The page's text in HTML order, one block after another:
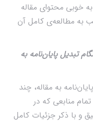
خوبی محتوای مقاله
به مطالعه‌ی کامل آن
تبدیل پایان‌نامه به
به مقاله، چند
تمام منابعی که در
و با ذکر جزئیات کامل